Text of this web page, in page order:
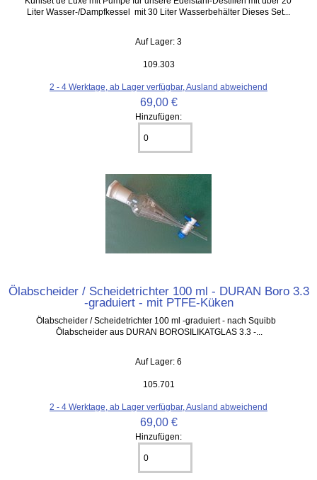
Liter Wasser-/Dampfkessel mit 30 Liter Wasserbehälter Dieses Set...
Auf Lager: 3
109.303
2 - 4 Werktage, ab Lager verfügbar, Ausland abweichend
69,00 €
Hinzufügen:
Ölabscheider / Scheidetrichter 100 ml - DURAN Boro 3.3
-graduiert - mit PTFE-Küken
Ölabscheider / Scheidetrichter 100 ml -graduiert - nach Squibb
Ölabscheider aus DURAN BOROSILIKATGLAS 3.3 -...
Auf Lager: 6
105.701
2 - 4 Werktage, ab Lager verfügbar, Ausland abweichend
69,00 €
Hinzufügen: